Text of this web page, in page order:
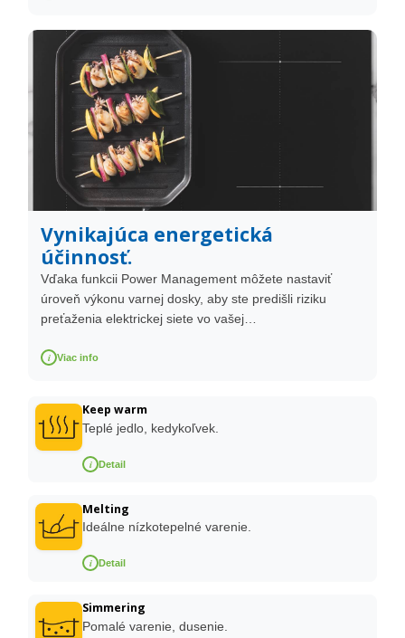
Vynikajúca energetická
účinnosť.
Vďaka funkcii Power Management môžete nastaviť
úroveň výkonu varnej dosky, aby ste predišli riziku
preťaženia elektrickej siete vo vašej…
i Viac info
Keep warm
Teplé jedlo, kedykoľvek.
i Detail
Melting
Ideálne nízkotepelné varenie.
i Detail
Simmering
Pomalé varenie, dusenie.